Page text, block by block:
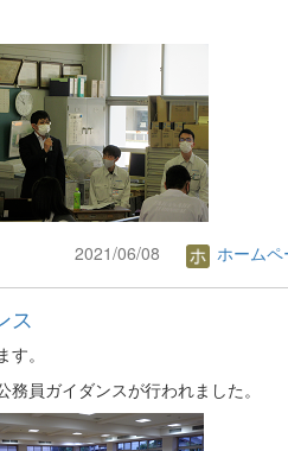
2021/06/08 ホームペ
ス
。
員ガイダンスが行われました。